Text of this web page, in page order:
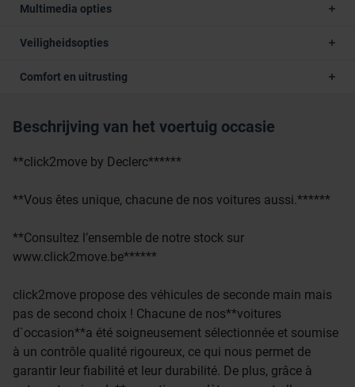
Multimedia opties
Veiligheidsopties
Comfort en uitrusting
Beschrijving van het voertuig occasie
**click2move by Declerc******
**Vous êtes unique, chacune de nos voitures aussi.******
**Consultez l’ensemble de notre stock sur
www.click2move.be******
click2move propose des véhicules de seconde main mais
pas de second choix ! Chacune de nos**voitures
d`occasion**a été soigneusement sélectionnée et soumise
à un contrôle qualité rigoureux, ce qui nous permet de
garantir leur fiabilité et leur durabilité. De plus, grâce à